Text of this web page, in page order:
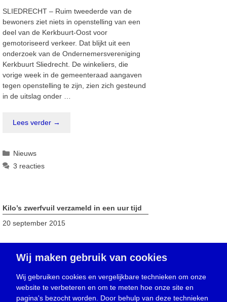
SLIEDRECHT – Ruim tweederde van de
bewoners ziet niets in openstelling van een
deel van de Kerkbuurt-Oost voor
gemotoriseerd verkeer. Dat blijkt uit een
onderzoek van de Ondernemersvereniging
Kerkbuurt Sliedrecht. De winkeliers, die
vorige week in de gemeenteraad aangaven
tegen openstelling te zijn, zien zich gesteund
in de uitslag onder …
Lees verder →
Categorieën
Nieuws
3 reacties
Kilo’s zwerfvuil verzameld in een uur tijd
20 september 2015
Wij maken gebruik van cookies
Wij gebruiken cookies en vergelijkbare technieken om onze
website te verbeteren en om te meten hoe onze site en
pagina's bezocht worden. Door behulp van deze technieken